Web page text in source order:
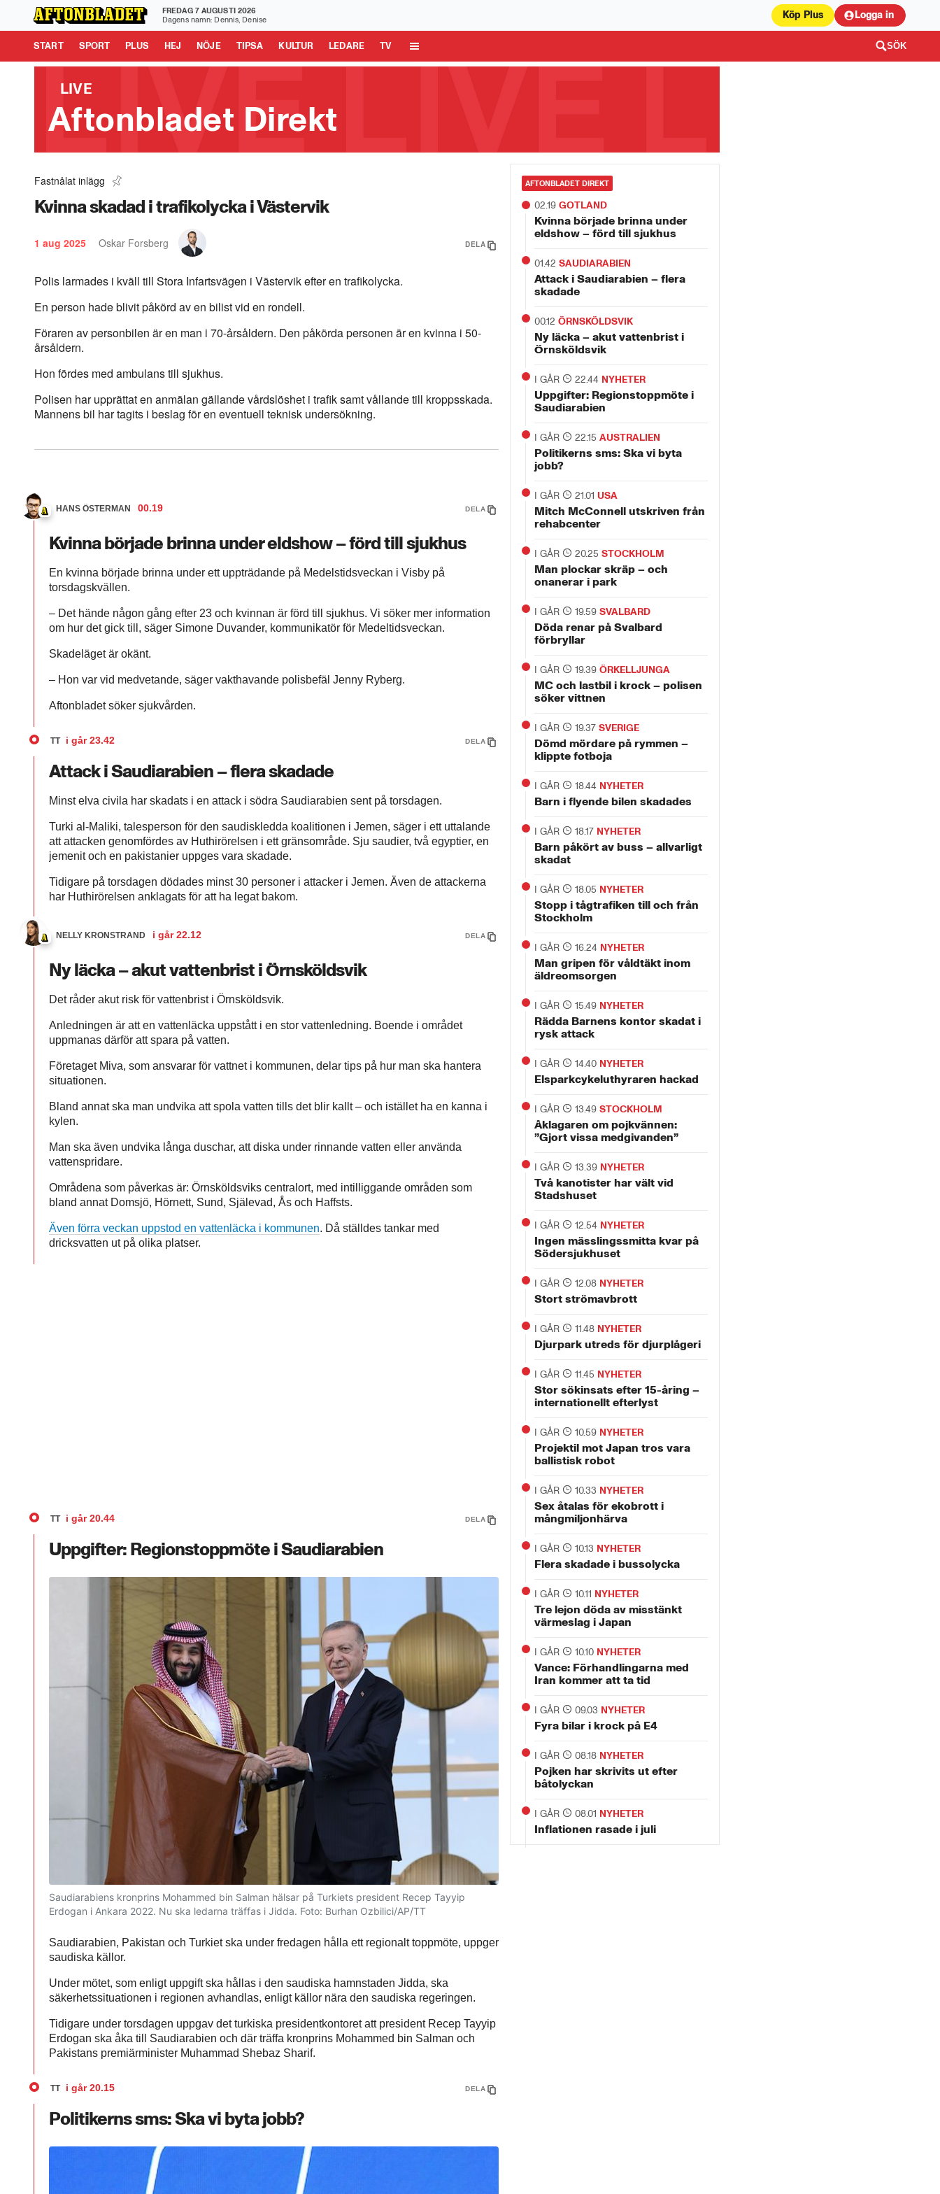
FREDAG 7 AUGUSTI 2026
Dagens namn: Dennis, Denise
Köp Plus Logga in
START SPORT PLUS HEJ NÖJE TIPSA KULTUR LEDARE TV SÖK
Aftonbladet är en del av Schibsted Media.Schibsted News Media AB är ansvarig för dina data på denna webbplats.
Tipsa oss
LIVE
Aftonbladet Direkt
Rysk "drönarsafari" - Civila jagas
0:48
Fastnålat inlägg
Kvinna skadad i trafikolycka i Västervik
1 aug 2025 Oskar Forsberg DELA
Polis larmades i kväll till Stora Infartsvägen i Västervik efter en trafikolycka.
En person hade blivit påkörd av en bilist vid en rondell.
Föraren av personbilen är en man i 70-årsåldern. Den påkörda personen är en kvinna i 50-
årsåldern.
Hon fördes med ambulans till sjukhus.
Polisen har upprättat en anmälan gällande vårdslöshet i trafik samt vållande till kroppsskada.
Mannens bil har tagits i beslag för en eventuell teknisk undersökning.
HANS ÖSTERMAN 00.19 DELA
Kvinna började brinna under eldshow – förd till sjukhus
En kvinna började brinna under ett uppträdande på Medelstidsveckan i Visby på
torsdagskvällen.
– Det hände någon gång efter 23 och kvinnan är förd till sjukhus. Vi söker mer information
om hur det gick till, säger Simone Duvander, kommunikatör för Medeltidsveckan.
Skadeläget är okänt.
– Hon var vid medvetande, säger vakthavande polisbefäl Jenny Ryberg.
Aftonbladet söker sjukvården.
TT i går 23.42 DELA
Attack i Saudiarabien – flera skadade
Minst elva civila har skadats i en attack i södra Saudiarabien sent på torsdagen.
Turki al-Maliki, talesperson för den saudiskledda koalitionen i Jemen, säger i ett uttalande
att attacken genomfördes av Huthirörelsen i ett gränsområde. Sju saudier, två egyptier, en
jemenit och en pakistanier uppges vara skadade.
Tidigare på torsdagen dödades minst 30 personer i attacker i Jemen. Även de attackerna
har Huthirörelsen anklagats för att ha legat bakom.
NELLY KRONSTRAND i går 22.12 DELA
Ny läcka – akut vattenbrist i Örnsköldsvik
Det råder akut risk för vattenbrist i Örnsköldsvik.
Anledningen är att en vattenläcka uppstått i en stor vattenledning. Boende i området
uppmanas därför att spara på vatten.
Företaget Miva, som ansvarar för vattnet i kommunen, delar tips på hur man ska hantera
situationen.
Bland annat ska man undvika att spola vatten tills det blir kallt – och istället ha en kanna i
kylen.
Man ska även undvika långa duschar, att diska under rinnande vatten eller använda
vattenspridare.
Områdena som påverkas är: Örnsköldsviks centralort, med intilliggande områden som
bland annat Domsjö, Hörnett, Sund, Själevad, Ås och Haffsts.
Även förra veckan uppstod en vattenläcka i kommunen. Då ställdes tankar med
dricksvatten ut på olika platser.
TT i går 20.44 DELA
Uppgifter: Regionstoppmöte i Saudiarabien
Saudiarabiens kronprins Mohammed bin Salman hälsar på Turkiets president Recep Tayyip
Erdogan i Ankara 2022. Nu ska ledarna träffas i Jidda. Foto: Burhan Ozbilici/AP/TT
Saudiarabien, Pakistan och Turkiet ska under fredagen hålla ett regionalt toppmöte, uppger
saudiska källor.
Under mötet, som enligt uppgift ska hållas i den saudiska hamnstaden Jidda, ska
säkerhetssituationen i regionen avhandlas, enligt källor nära den saudiska regeringen.
Tidigare under torsdagen uppgav det turkiska presidentkontoret att president Recep Tayyip
Erdogan ska åka till Saudiarabien och där träffa kronprins Mohammed bin Salman och
Pakistans premiärminister Muhammad Shebaz Sharif.
TT i går 20.15 DELA
Politikerns sms: Ska vi byta jobb?
AFTONBLADET DIREKT
02.19GOTLAND
Kvinna började brinna under
eldshow – förd till sjukhus
01.42SAUDIARABIEN
Attack i Saudiarabien – flera
skadade
00.12ÖRNSKÖLDSVIK
Ny läcka – akut vattenbrist i
Örnsköldsvik
I GÅR 22.44 NYHETER
Uppgifter: Regionstoppmöte i
Saudiarabien
I GÅR 22.15AUSTRALIEN
Politikerns sms: Ska vi byta
jobb?
I GÅR 21.01USA
Mitch McConnell utskriven från
rehabcenter
I GÅR 20.25STOCKHOLM
Man plockar skräp – och
onanerar i park
I GÅR 19.59SVALBARD
Döda renar på Svalbard
förbryllar
I GÅR 19.39ÖRKELLJUNGA
MC och lastbil i krock – polisen
söker vittnen
I GÅR 19.37SVERIGE
Dömd mördare på rymmen –
klippte fotboja
I GÅR 18.44 NYHETER
Barn i flyende bilen skadades
I GÅR 18.17 NYHETER
Barn påkört av buss – allvarligt
skadat
I GÅR 18.05 NYHETER
Stopp i tågtrafiken till och från
Stockholm
I GÅR 16.24 NYHETER
Man gripen för våldtäkt inom
äldreomsorgen
I GÅR 15.49 NYHETER
Rädda Barnens kontor skadat i
rysk attack
I GÅR 14.40 NYHETER
Elsparkcykeluthyraren hackad
I GÅR 13.49STOCKHOLM
Åklagaren om pojkvännen:
”Gjort vissa medgivanden”
I GÅR 13.39 NYHETER
Två kanotister har vält vid
Stadshuset
I GÅR 12.54 NYHETER
Ingen mässlingssmitta kvar på
Södersjukhuset
I GÅR 12.08 NYHETER
Stort strömavbrott
I GÅR 11.48 NYHETER
Djurpark utreds för djurplågeri
I GÅR 11.45 NYHETER
Stor sökinsats efter 15-åring –
internationellt efterlyst
I GÅR 10.59 NYHETER
Projektil mot Japan tros vara
ballistisk robot
I GÅR 10.33 NYHETER
Sex åtalas för ekobrott i
mångmiljonhärva
I GÅR 10.13 NYHETER
Flera skadade i bussolycka
I GÅR 10.11 NYHETER
Tre lejon döda av misstänkt
värmeslag i Japan
I GÅR 10.10 NYHETER
Vance: Förhandlingarna med
Iran kommer att ta tid
I GÅR 09.03 NYHETER
Fyra bilar i krock på E4
I GÅR 08.18 NYHETER
Pojken har skrivits ut efter
båtolyckan
I GÅR 08.01 NYHETER
Inflationen rasade i juli